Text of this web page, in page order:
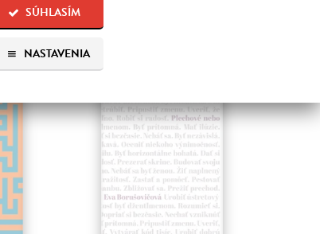
SÚHLASÍM
NASTAVENIA
na sklade